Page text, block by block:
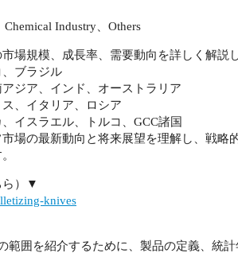
Industry、Others
場規模、成長率、需要動向を詳しく解説し
ブラジル
ジア、インド、オーストラリア
、イタリア、ロシア
イスラエル、トルコ、GCC諸国
場の最新動向と将来展望を理解し、戦略
ら）▼
knives
囲を紹介するために、製品の定義、統計